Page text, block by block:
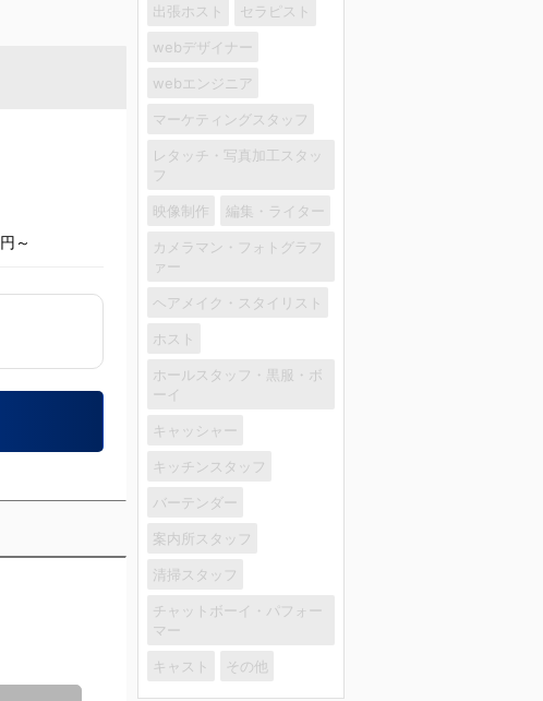
円～
出張ホスト セラピスト
webデザイナー
webエンジニア
マーケティングスタッフ
レタッチ・写真加工スタッ
フ
映像制作 編集・ライター
カメラマン・フォトグラフ
ァー
ヘアメイク・スタイリスト
ホスト
ホールスタッフ・黒服・ボ
ーイ
キャッシャー
キッチンスタッフ
バーテンダー
案内所スタッフ
清掃スタッフ
チャットボーイ・パフォー
マー
キャスト その他